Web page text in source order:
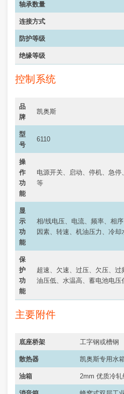
轴承数量
连接方式
防护等级
绝缘等级
控制系统
品
牌
凯奥斯
型
号
6110
操
作
功
能
电源开关、启动、停机、急
等
显
示
功
能
相/线电压、电流、频率、相
因素、转速、机油压力、冷
保
护
功
能
超速、欠速、过压、欠压、过
油压低、水温高、蓄电池电压
主要附件
底座桥架 工字钢或槽钢
散热器 凯奥斯专用水
油箱 2mm 优质冷轧